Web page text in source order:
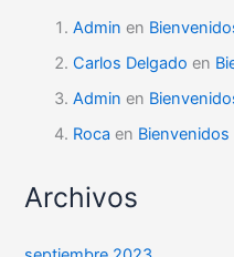
Admin en
Carlos Delgado en
Admin en
Roca en Bienvenidos
Archivos